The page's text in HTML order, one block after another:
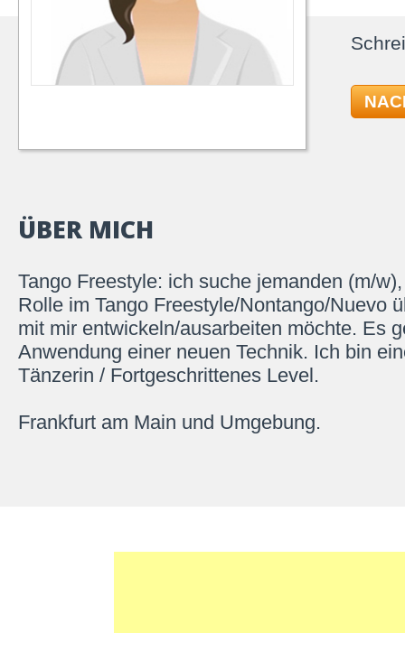
ÜBER MICH
Tango Freestyle: ich suche jemanden (m/
Rolle im Tango Freestyle/Nontango/Nuevo
mit mir entwickeln/ausarbeiten möchte. Es
Anwendung einer neuen Technik. Ich bin
Tänzerin / Fortgeschrittenes Level.
Frankfurt am Main und Umgebung.